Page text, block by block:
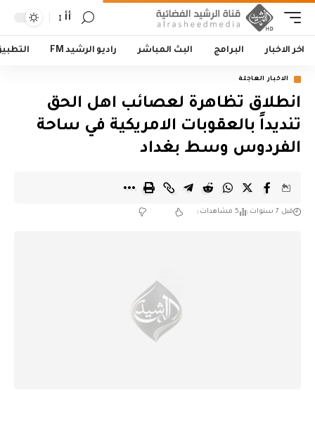
أأ
اخر الاخبار البرامج البث المباشر راديو الرشيد FM
الاخبار العاجلة
انطلاق تظاهرة لعصائب اهل الحق
تنديداً بالعقوبات الامريكية في ساحة
الفردوس وسط بغداد
قبل 7 سنوات 5 مشاهدات